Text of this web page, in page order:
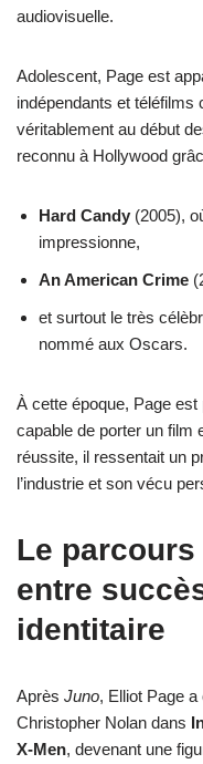
audiovisuelle.
Adolescent, Page est
indépendants et téléfilms
véritablement au début
reconnu à Hollywood
Hard Candy (2005),
impressionne,
An American Crime
et surtout le très
nommé aux Oscars.
À cette époque, Page
capable de porter un film
réussite, il ressentait un
l’industrie et son vécu
Le
entre
identitaire
Après Juno, Elliot Page
Christopher Nolan dans
X-Men, devenant une